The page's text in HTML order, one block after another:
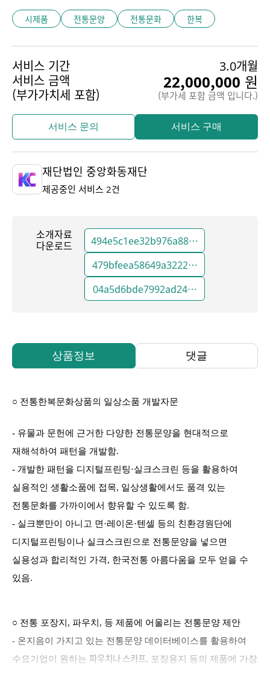
시제품 전통문양 전통문화 한복
서비스 기간
3.0개월
서비스 금액
(부가가치세 포함)
22,000,000 원
(부가세 포함 금액 입니다.)
서비스 문의 서비스 구매
재단법인 중앙화동재단
제공중인 서비스 2건
소개자료
다운로드
상품정보 댓글
○ 전통한복문화상품의 일상소품 개발자문
- 유물과 문헌에 근거한 다양한 전통문양을 현대적으로
재해석하여 패턴을 개발함.
- 개발한 패턴을 디지털프린팅·실크스크린 등을 활용하여
실용적인 생활소품에 접목, 일상생활에서도 품격 있는
전통문화를 가까이에서 향유할 수 있도록 함.
- 실크뿐만이 아니고 면 ·레이온·텐셀 등의 친환경원단에
디지털프린팅이나 실크스크린으로 전통문양을 넣으면
실용성과 합리적인 가격, 한국전통 아름다움을 모두 얻을 수
있음.
○ 전통 포장지 , 파우치 , 등 제품에 어울리는 전통문양 제안
- 온지음이 가지고 있는 전통문양 데이터베이스를 활용하여
수요기업이 원하는 파우치나 스카프, 포장용지 등의 제품에 가장